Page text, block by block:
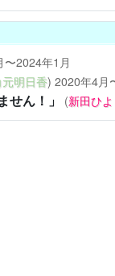
2024年1月
明日香) 2020年4月
せん！」 (新田ひよ